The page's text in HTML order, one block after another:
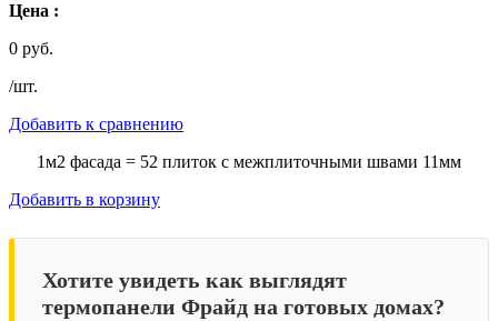
Цена :
0 руб.
/шт.
Добавить к сравнению
1м2 фасада = 52 плиток с межплиточными швами 11мм
Добавить в корзину
Хотите увидеть как выглядят
термопанели Фрайд на готовых домах?